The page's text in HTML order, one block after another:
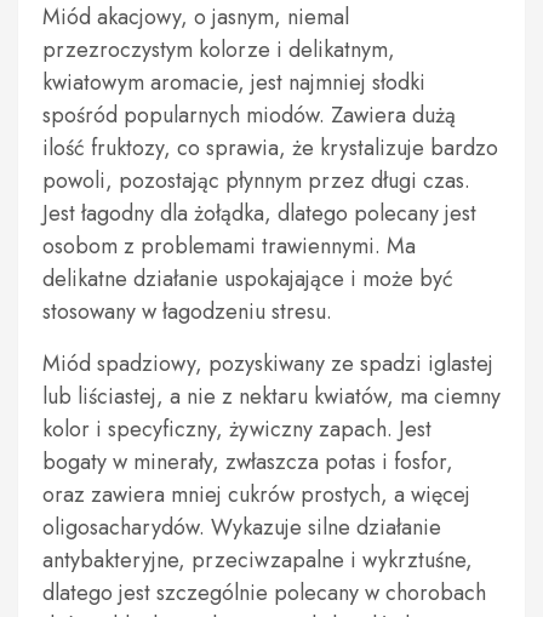
Miód akacjowy, o jasnym, niemal
przezroczystym kolorze i delikatnym,
kwiatowym aromacie, jest najmniej słodki
spośród popularnych miodów. Zawiera dużą
ilość fruktozy, co sprawia, że krystalizuje bardzo
powoli, pozostając płynnym przez długi czas.
Jest łagodny dla żołądka, dlatego polecany jest
osobom z problemami trawiennymi. Ma
delikatne działanie uspokajające i może być
stosowany w łagodzeniu stresu.
Miód spadziowy, pozyskiwany ze spadzi iglastej
lub liściastej, a nie z nektaru kwiatów, ma ciemny
kolor i specyficzny, żywiczny zapach. Jest
bogaty w minerały, zwłaszcza potas i fosfor,
oraz zawiera mniej cukrów prostych, a więcej
oligosacharydów. Wykazuje silne działanie
antybakteryjne, przeciwzapalne i wykrztuśne,
dlatego jest szczególnie polecany w chorobach